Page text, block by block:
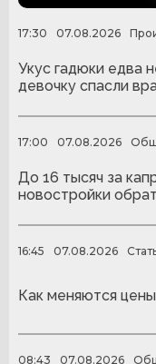
17:30 07.08.2026
Укус гадюки едва
девочку спасли
17:00 07.08.2026
До 16 тысяч за
новостройки
16:45 07.08.2026
Как меняются
08:43 07.08.2026